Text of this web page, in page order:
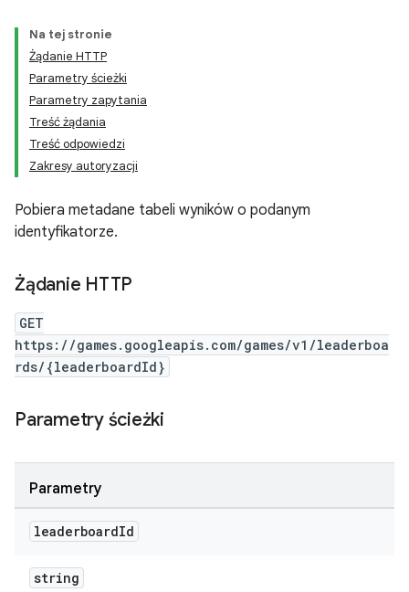
Na tej stronie
Żądanie HTTP
Parametry ścieżki
Parametry zapytania
Treść żądania
Treść odpowiedzi
Zakresy autoryzacji
Pobiera metadane tabeli wyników o podanym
identyfikatorze.
Żądanie HTTP
GET
https://games.googleapis.com/games/v1/leaderboa
rds/{leaderboardId}
Parametry ścieżki
Parametry
leaderboardId
string